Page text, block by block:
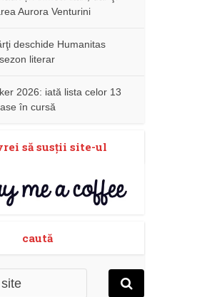
Aurora Venturini
deschide Humanitas
literar
2026: iată lista celor 13
în cursă
să susţii site-ul
caută